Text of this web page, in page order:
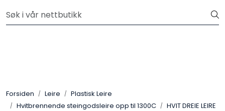
Velkommen til vår nye nettbutikk! Besøk Min side for mer
Forsiden Leire
Plastisk Leire
Hvitbrennende steingodsleire opp til 1300C
HVIT DREIE LEIRE
Pulverglasur